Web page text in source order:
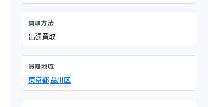
買取方法
出張買取
買取地域
東京都品川区